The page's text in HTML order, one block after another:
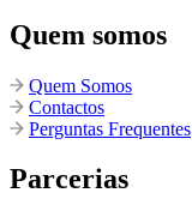
Quem somos
Quem Somos
Contactos
Perguntas Frequentes
Parcerias